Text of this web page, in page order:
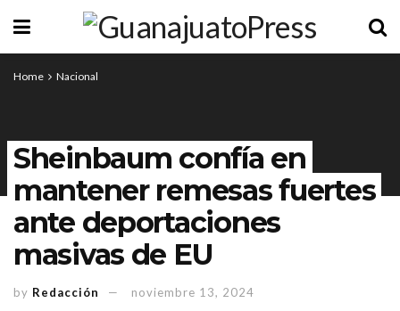
Home Nacional
Sheinbaum confía en
mantener remesas fuertes
ante deportaciones
masivas de EU
by Redacción noviembre 13, 2024